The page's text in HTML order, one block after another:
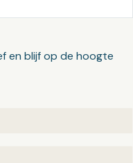
en blijf op de hoogte